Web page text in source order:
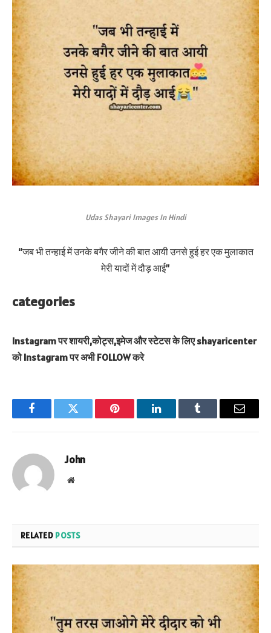
Udas Shayari Images In Hindi
“जब भी तन्हाई में उनके बगैर जीने की बात आयी उनसे हुई हर एक मुलाकात
मेरी यादों में दौड़ आई”
categories
Instagram पर शायरी,कोट्स,इमेज और स्टेटस के लिए shayaricenter
को Instagram पर अभी FOLLOW करे
FacebookTwitter Pinterest LinkedInTumblr Email
John
Website
RELATED POSTS